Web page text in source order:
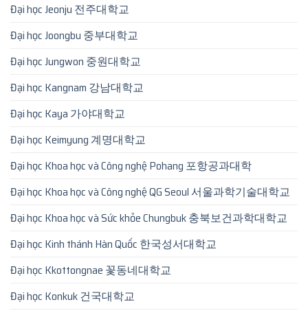
Đại học Jeonju 전주대학교
Đại học Joongbu 중부대학교
Đại học Jungwon 중원대학교
Đại học Kangnam 강남대학교
Đại học Kaya 가야대학교
Đại học Keimyung 계명대학교
Đại học Khoa học và Công nghệ Pohang 포항공과대학
Đại học Khoa học và Công nghệ QG Seoul 서울과학기술대학교
Đại học Khoa học và Sức khỏe Chungbuk 충북보건과학대학교
Đại học Kinh thánh Hàn Quốc 한국성서대학교
Đại học Kkottongnae 꽃동네대학교
Đại học Konkuk 건국대학교